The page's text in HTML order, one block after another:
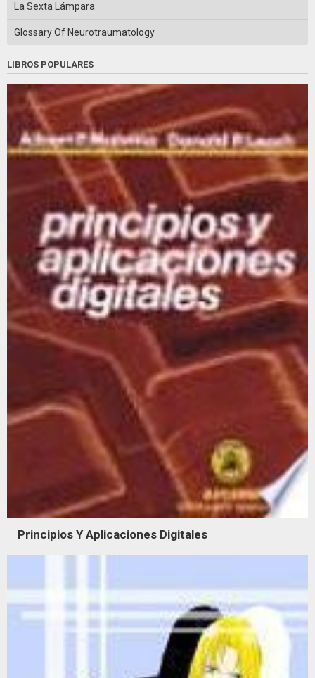
La Sexta Lámpara
Glossary Of Neurotraumatology
LIBROS POPULARES
Principios Y Aplicaciones Digitales